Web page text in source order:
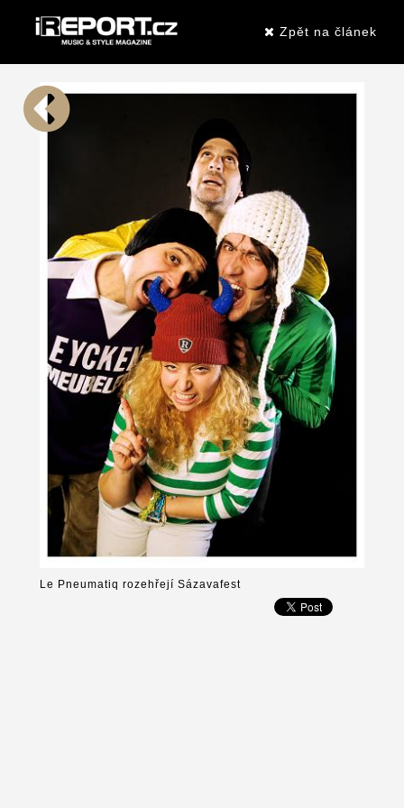
Zpět na článek
Le Pneumatiq rozehřejí Sázavafest